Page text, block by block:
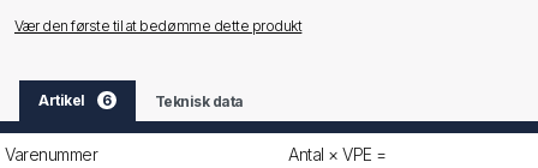
Vær den første til at bedømme dette produkt
Artikel 6 Teknisk data
Varenummer
Antal × VPE =